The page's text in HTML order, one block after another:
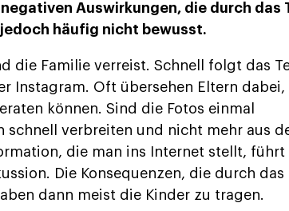
Auswirkungen, die durch das
häufig nicht bewusst.
die Familie verreist. Schnell folgt das
Instagram. Oft übersehen Eltern dabei,
können. Sind die Fotos einmal
schnell verbreiten und nicht mehr aus
die man ins Internet stellt, führt
Die Konsequenzen, die durch das
dann meist die Kinder zu tragen.